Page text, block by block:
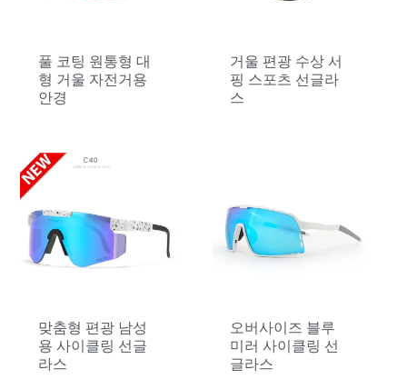
풀 코팅 원통형 대
형 거울 자전거용
안경
거울 편광 수상 서
핑 스포츠 선글라
스
맞춤형 편광 남성
용 사이클링 선글
라스
오버사이즈 블루
미러 사이클링 선
글라스